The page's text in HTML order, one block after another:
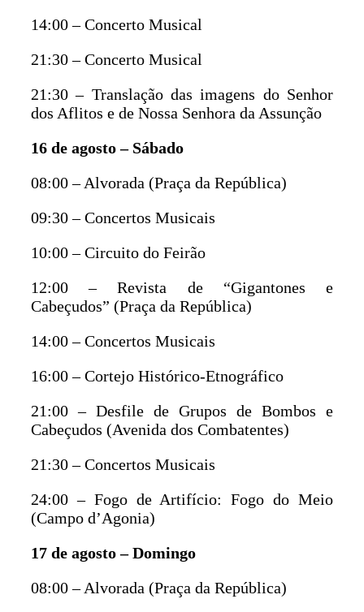
14:00 – Concerto Musical
21:30 – Concerto Musical
21:30 – Translação das imagens do Senhor
dos Aflitos e de Nossa Senhora da Assunção
16 de agosto – Sábado
08:00 – Alvorada (Praça da República)
09:30 – Concertos Musicais
10:00 – Circuito do Feirão
12:00 – Revista de “Gigantones e
Cabeçudos” (Praça da República)
14:00 – Concertos Musicais
16:00 – Cortejo Histórico-Etnográfico
21:00 – Desfile de Grupos de Bombos e
Cabeçudos (Avenida dos Combatentes)
21:30 – Concertos Musicais
24:00 – Fogo de Artifício: Fogo do Meio
(Campo d’Agonia)
17 de agosto – Domingo
08:00 – Alvorada (Praça da República)